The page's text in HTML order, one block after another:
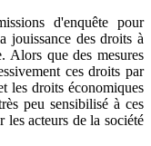
d'enquête pour
jouissance des droits à
Alors que des mesures
ces droits par
les droits économiques
peu sensibilisé à ces
les acteurs de la société